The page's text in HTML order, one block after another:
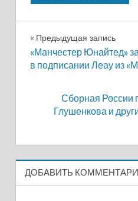
Навигация
по
Предыдущая запись
«Манчестер Юнайтед»
в подписании Леау из
Сборная России
Глушенкова и
ДОБАВИТЬ